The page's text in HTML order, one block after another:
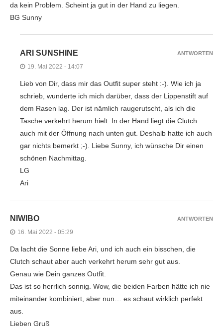
da kein Problem. Scheint ja gut in der Hand zu liegen.
BG Sunny
ARI SUNSHINE
19. Mai 2022 - 14:07
Lieb von Dir, dass mir das Outfit super steht :-). Wie ich ja
schrieb, wunderte ich mich darüber, dass der Lippenstift auf
dem Rasen lag. Der ist nämlich raugerutscht, als ich die
Tasche verkehrt herum hielt. In der Hand liegt die Clutch
auch mit der Öffnung nach unten gut. Deshalb hatte ich auch
gar nichts bemerkt ;-). Liebe Sunny, ich wünsche Dir einen
schönen Nachmittag.
LG
Ari
ANTWORTEN
NIWIBO
16. Mai 2022 - 05:29
Da lacht die Sonne liebe Ari, und ich auch ein bisschen, die
Clutch schaut aber auch verkehrt herum sehr gut aus.
Genau wie Dein ganzes Outfit.
Das ist so herrlich sonnig. Wow, die beiden Farben hätte ich nie
miteinander kombiniert, aber nun… es schaut wirklich perfekt
aus.
Lieben Gruß
ANTWORTEN